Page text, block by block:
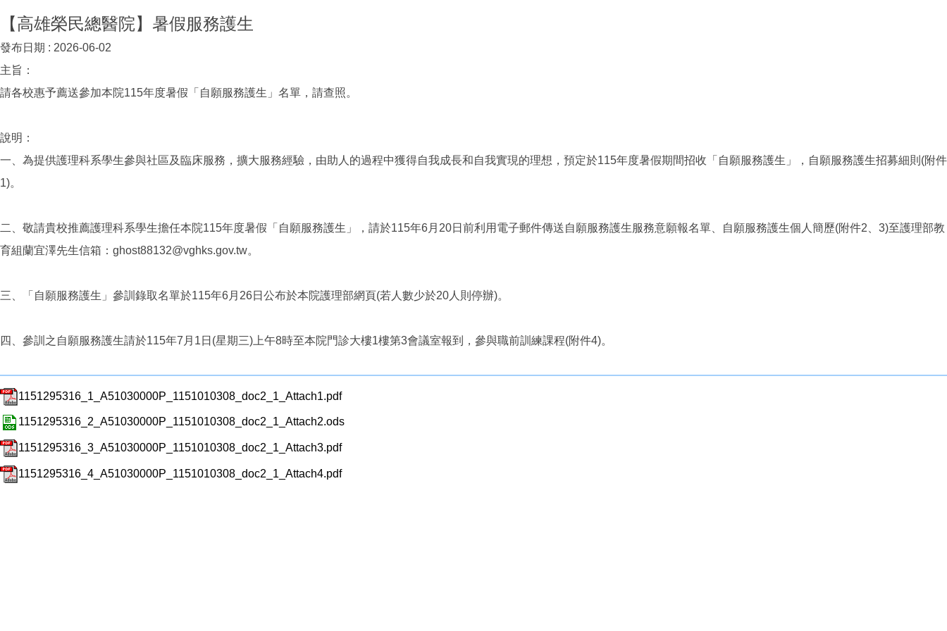
【高雄榮民總醫院】暑假服務護生
發布日期 : 2026-06-02
主旨：
請各校惠予薦送參加本院115年度暑假「自願服務護生」名單，請查照。
說明：
一、為提供護理科系學生參與社區及臨床服務，擴大服務經驗，由助人的過程中獲得自我成長和自我實現的理想，預定於115年度暑假期間招收「自願服務護生」，自願服務護生招募細則(附件
1)。
二、敬請貴校推薦護理科系學生擔任本院115年度暑假「自願服務護生」，請於115年6月20日前利用電子郵件傳送自願服務護生服務意願報名單、自願服務護生個人簡歷(附件2、3)至護理部教
育組蘭宜澤先生信箱：ghost88132@vghks.gov.tw。
三、「自願服務護生」參訓錄取名單於115年6月26日公布於本院護理部網頁(若人數少於20人則停辦)。
四、參訓之自願服務護生請於115年7月1日(星期三)上午8時至本院門診大樓1樓第3會議室報到，參與職前訓練課程(附件4)。
1151295316_1_A51030000P_1151010308_doc2_1_Attach1.pdf
1151295316_2_A51030000P_1151010308_doc2_1_Attach2.ods
1151295316_3_A51030000P_1151010308_doc2_1_Attach3.pdf
1151295316_4_A51030000P_1151010308_doc2_1_Attach4.pdf